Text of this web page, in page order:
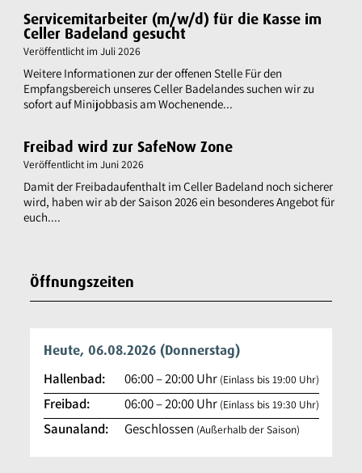
Servicemitarbeiter (m/w/d) für die Kasse im
Celler Badeland gesucht
Veröffentlicht imJuli 2026
Weitere Informationen zur der offenen Stelle Für den
Empfangsbereich unseres Celler Badelandes suchen wir zu
sofort auf Minijobbasis am Wochenende...
Freibad wird zur SafeNow Zone
Veröffentlicht imJuni 2026
Damit der Freibadaufenthalt im Celler Badeland noch sicherer
wird, haben wir ab der Saison 2026 ein besonderes Angebot für
euch....
Öffnungszeiten
Heute, 06.08.2026 (Donnerstag)
Hallenbad: 06:00–20:00Uhr (Einlass bis 19:00 Uhr)
Freibad: 06:00–20:00Uhr (Einlass bis 19:30 Uhr)
Saunaland: Geschlossen (Außerhalb der Saison)